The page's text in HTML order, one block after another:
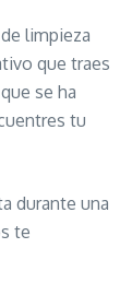
limpieza
que traes
se ha
tu
durante una
te